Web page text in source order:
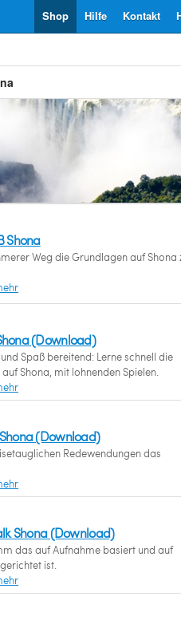
Kontakt
Hilfe
Shop
Shona
Weg die Grundlagen auf Shona
(Download)
Spaß bereitend: Lerne schnell die
Shona, mit lohnenden Spielen.
(Download)
Redewendungen das
Shona (Download)
das auf Aufnahme basiert und auf
ist.